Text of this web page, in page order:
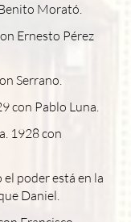
Morató.
Ernesto Pérez
Serrano.
con Pablo Luna.
1928 con
poder está en la
Daniel.